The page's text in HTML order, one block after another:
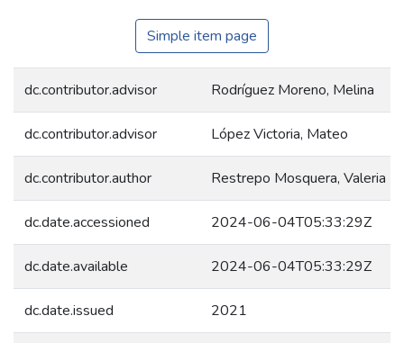
Simple item page
dc.contributor.advisor Rodríguez Moreno, Melina
dc.contributor.advisor López Victoria, Mateo
dc.contributor.author Restrepo Mosquera, Valeria
dc.date.accessioned 2024-06-04T05:33:29Z
dc.date.available 2024-06-04T05:33:29Z
dc.date.issued 2021